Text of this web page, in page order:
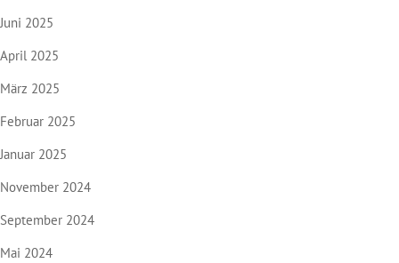
Juni 2025
April 2025
März 2025
Februar 2025
Januar 2025
November 2024
September 2024
Mai 2024